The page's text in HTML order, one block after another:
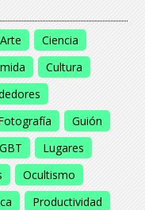
Arte
Ciencia
Cultura
Guión
Lugares
Ocultismo
Productividad